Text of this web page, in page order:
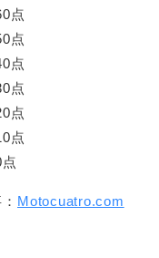
点
点
点
点
点
Motocuatro.com